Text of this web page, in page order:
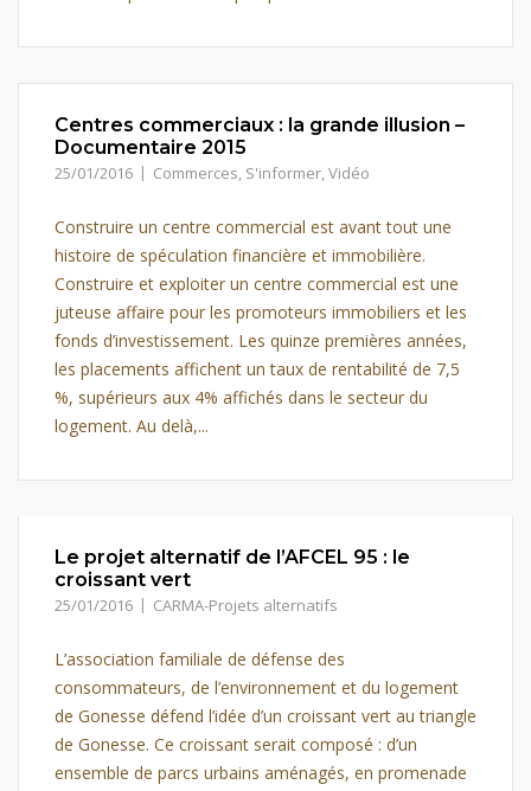
Centres commerciaux : la grande illusion –
Documentaire 2015
25/01/2016 Commerces, S'informer,Vidéo
Construire un centre commercial est avant tout une
histoire de spéculation financière et immobilière.
Construire et exploiter un centre commercial est une
juteuse affaire pour les promoteurs immobiliers et les
fonds d’investissement. Les quinze premières années,
les placements affichent un taux de rentabilité de 7,5
%, supérieurs aux 4% affichés dans le secteur du
logement. Au delà,...
Le projet alternatif de l’AFCEL 95 : le
croissant vert
25/01/2016 CARMA-Projets alternatifs
L’association familiale de défense des
consommateurs, de l’environnement et du logement
de Gonesse défend l’idée d’un croissant vert au triangle
de Gonesse. Ce croissant serait composé : d’un
ensemble de parcs urbains aménagés, en promenade